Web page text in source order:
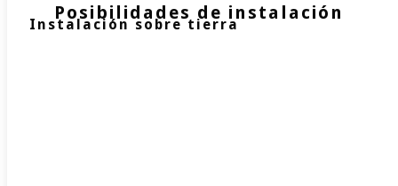
Posibilidades de instalación
Instalación sobre tierra